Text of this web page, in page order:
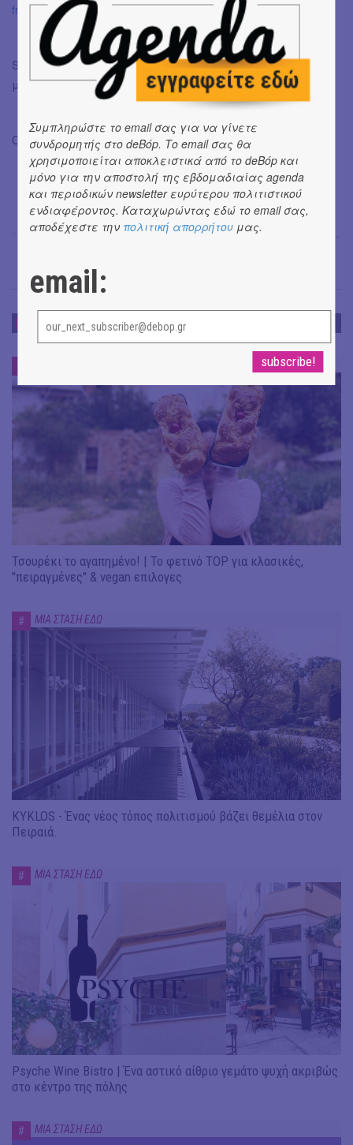
fref=ts
SKOUMOKY, Λεμπέση 9 & Πορίνου, Μακρυγιάννη, στάση
μετρό Ακρόπολης
Οι φωτογραφίες είναι του Καλαφατέλη Μάνου.
Γεωργία Σουβατζή
ΜΙΑ ΣΤΑΣΗ ΕΔΩ
Τσουρέκι το αγαπημένο! | Το φετινό TOP για κλασικές,
"πειραγμένες" & vegan επιλογες
# ΜΙΑ ΣΤΑΣΗ ΕΔΩ
KYKLOS - Ένας νέος τόπος πολιτισμού βάζει θεμέλια στον
Πειραιά.
# ΜΙΑ ΣΤΑΣΗ ΕΔΩ
Psyche Wine Bistro | Ένα αστικό αίθριο γεμάτο ψυχή ακριβώς
στο κέντρο της πόλης
# ΜΙΑ ΣΤΑΣΗ ΕΔΩ
Συμπληρώστε το email σας για να γίνετε
συνδρομητής στο deBόp. Το email σας θα
χρησιμοποιείται αποκλειστικά από το deBόp και
μόνο για την αποστολή της εβδομαδιαίας agenda
και περιοδικών newsletter ευρύτερου πολιτιστικού
ενδιαφέροντος. Καταχωρώντας εδώ το email σας,
αποδέχεστε την πολιτική απορρήτου μας.
email: